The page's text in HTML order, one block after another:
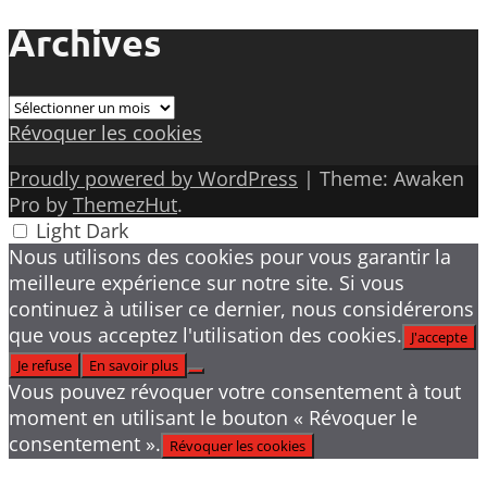
Archives
Archives
Révoquer les cookies
Proudly powered by WordPress | Theme: Awaken
Pro by ThemezHut.
Light Dark
Nous utilisons des cookies pour vous garantir la
meilleure expérience sur notre site. Si vous
continuez à utiliser ce dernier, nous considérerons
que vous acceptez l'utilisation des cookies. J'accepte
Je refuse
En savoir plus
Vous pouvez révoquer votre consentement à tout
moment en utilisant le bouton « Révoquer le
consentement ». Révoquer les cookies